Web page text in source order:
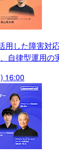
用した障害対
自律型運用の
16:00